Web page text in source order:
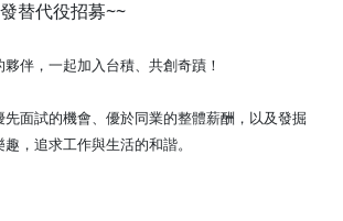
替代役招募~~
伴，一起加入台積、共創奇蹟！
面試的機會、優於同業的整體薪酬，以及發掘
，追求工作與生活的和諧。